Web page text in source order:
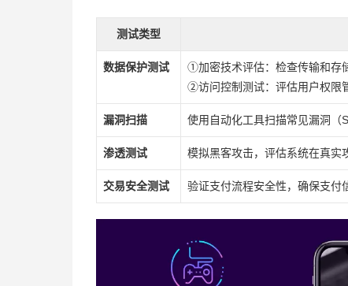
测试类型
数据保护测试
①加密技术评估：检查传输和存
②访问控制测试：评估用户权限
漏洞扫描 使用自动化工具扫描常见漏洞（
渗透测试 模拟黑客攻击，评估系统在真实
交易安全测试 验证支付流程安全性，确保支付